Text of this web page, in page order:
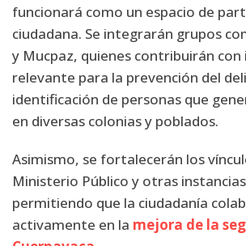
funcionará como un espacio de
ciudadana. Se integrarán grupos
y Mucpaz, quienes contribuirán
relevante para la prevención del
identificación de personas que
en diversas colonias y poblados.
Asimismo, se fortalecerán los
Ministerio Público y otras
permitiendo que la ciudadanía
activamente en la mejora de la